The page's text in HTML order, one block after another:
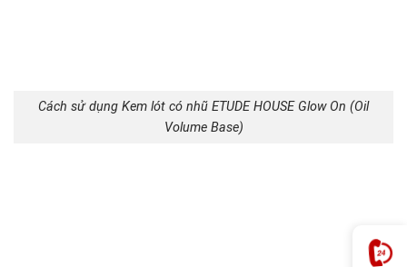
Cách sử dụng Kem lót có nhũ ETUDE HOUSE Glow On (Oil
Volume Base)